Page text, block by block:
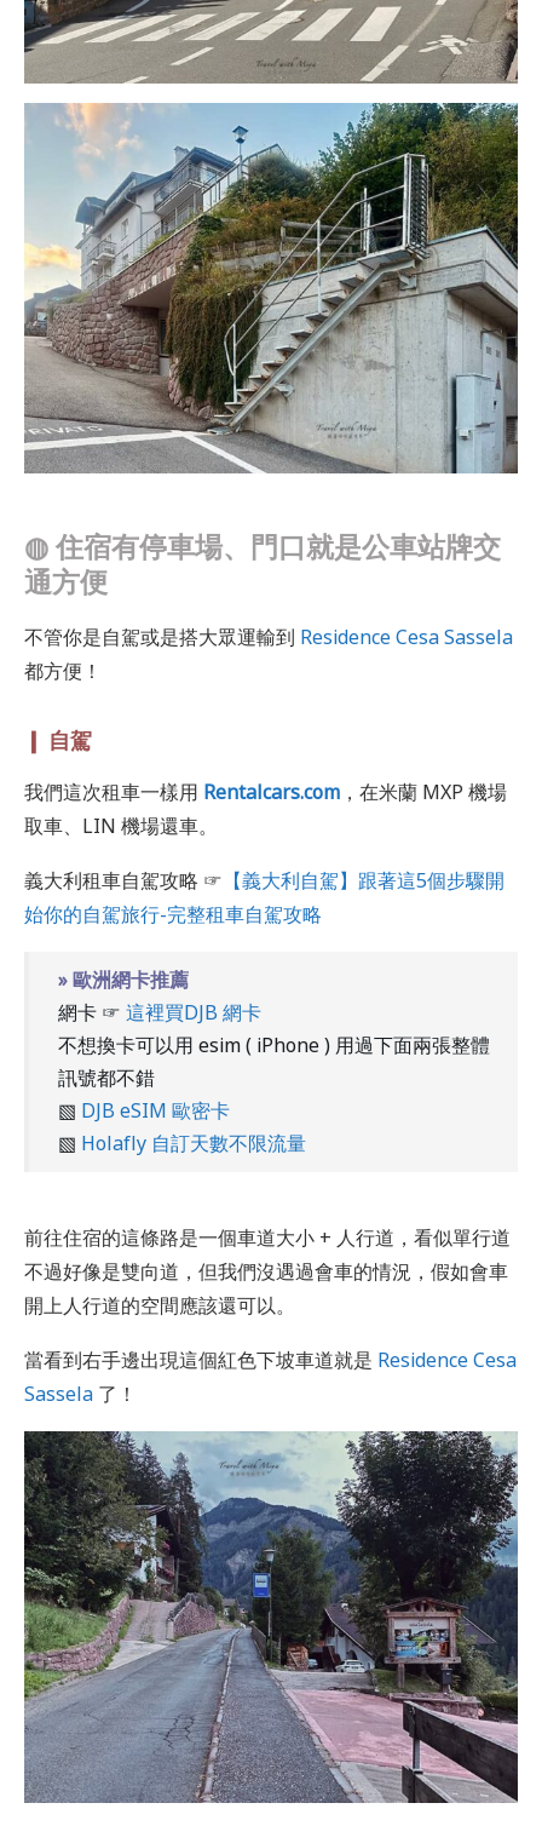
◍住宿有停車場、門口就是公車站牌交
通方便
不管你是自駕或是搭大眾運輸到 Residence Cesa Sassela
都方便！
❙ 自駕
我們這次租車一樣用 Rentalcars.com ，在米蘭 MXP 機場
取車、LIN 機場還車。
義大利租車自駕攻略 ☞ 【義大利自駕】跟著這5個步驟開
始你的自駕旅行-完整租車自駕攻略
» 歐洲網卡推薦
網卡 ☞ 這裡買DJB 網卡
不想換卡可以用 esim ( iPhone ) 用過下面兩張整體
訊號都不錯
▧ DJB eSIM 歐密卡
▧ Holafly 自訂天數不限流量
前往住宿的這條路是一個車道大小 + 人行道，看似單行道
不過好像是雙向道，但我們沒遇過會車的情況，假如會車
開上人行道的空間應該還可以。
當看到右手邊出現這個紅色下坡車道就是 Residence Cesa
Sassela 了！